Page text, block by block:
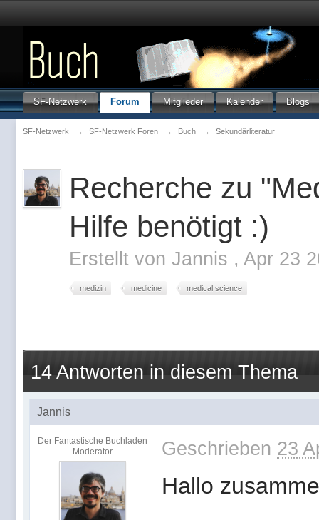
SF-Netzwerk Forum Mitglieder Kalender Blogs
SF-Netzwerk → SF-Netzwerk Foren → Buch → Sekundärliteratur
Recherche zu
Hilfe benötigt :)
Erstellt von Jannis , Apr 23
medizin medicine medical science
14 Antworten in diesem Thema
Jannis
Der Fantastische Buchladen
Moderator
Geschrieben 23
Hallo